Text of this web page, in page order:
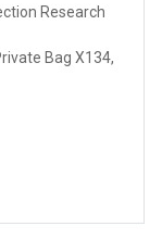
Research
Bag X134,